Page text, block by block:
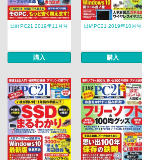
日経PC21 2019年11月号
購入
日経PC21 2019年10月号
購入